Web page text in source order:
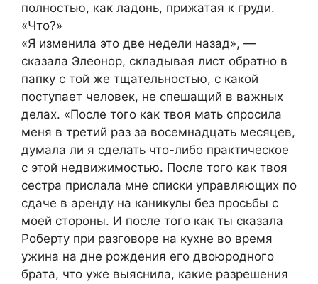
полностью, как ладонь, прижатая к груди.
«Что?»
«Я изменила это две недели назад», —
сказала Элеонор, складывая лист обратно в
папку с той же тщательностью, с какой
поступает человек, не спешащий в важных
делах. «После того как твоя мать спросила
меня в третий раз за восемнадцать месяцев,
думала ли я сделать что-либо практическое
с этой недвижимостью. После того как твоя
сестра прислала мне списки управляющих по
сдаче в аренду на каникулы без просьбы с
моей стороны. И после того как ты сказала
Роберту при разговоре на кухне во время
ужина на дне рождения его двоюродного
брата, что уже выяснила, какие разрешения